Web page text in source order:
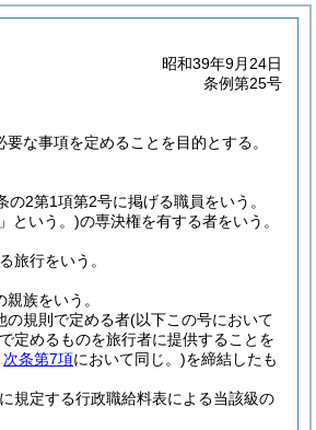
昭和39年9月24日
条例第25号
な事項を定めることを目的とする。
の2第1項第2号に掲げる職員をいう。
という。)の専決権を有する者をいう。
旅行をいう。
族をいう。
の規則で定める者(以下この号において
定めるものを旅行者に提供することを
次条第7項において同じ。)を締結したも
に規定する行政職給料表による当該級の